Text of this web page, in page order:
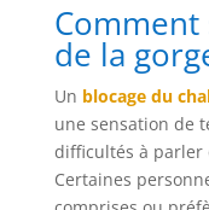
Comment
de la
Un blocage du
une sensation de
difficultés à parler
Certaines